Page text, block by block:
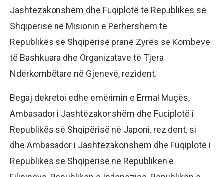
Jashtëzakonshëm dhe Fuqiplotë të Republikës së
Shqipërisë në Misionin e Përhershëm të
Republikës së Shqipërisë pranë Zyrës së Kombeve
të Bashkuara dhe Organizatave të Tjera
Ndërkombëtare në Gjenevë, rezident.
Begaj dekretoi edhe emërimin e Ermal Muçës,
Ambasador i Jashtëzakonshëm dhe Fuqiplotë i
Republikës së Shqipërisë në Japoni, rezident, si
dhe Ambasador i Jashtëzakonshëm dhe Fuqiplotë i
Republikës së Shqipërisë në Republikën e